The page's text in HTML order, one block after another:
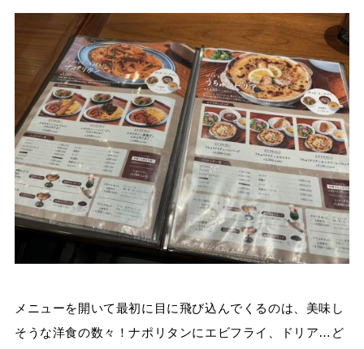
メニューを開いて最初に目に飛び込んでくるのは、美味し
そうな洋食の数々！ナポリタンにエビフライ、ドリア…ど